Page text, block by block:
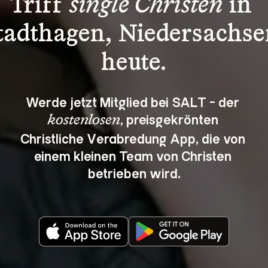
Triff single Christen in
heute.
Werde jetzt Mitglied bei SALT - der
kostenlosen, preisgekrönten
Christliche Verabredung App, die von
einem kleinen Team von Christen
betrieben wird.